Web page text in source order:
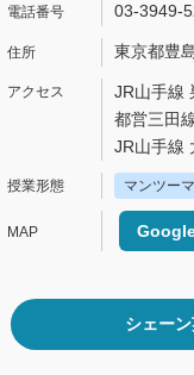
03-3949-
東京都豊
JR山手線
都営三田
JR山手線
マンツー
シェー